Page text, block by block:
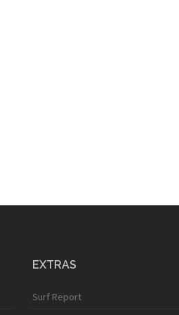
EXTRAS
Surf Report